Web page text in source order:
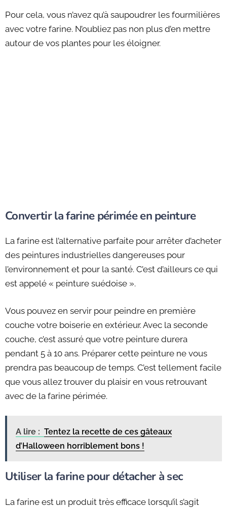
Pour cela, vous n’avez qu’à saupoudrer les fourmilières
avec votre farine. N’oubliez pas non plus d’en mettre
autour de vos plantes pour les éloigner.
Convertir la farine périmée en peinture
La farine est l’alternative parfaite pour arrêter d’acheter
des peintures industrielles dangereuses pour
l’environnement et pour la santé. C’est d’ailleurs ce qui
est appelé « peinture suédoise ».
Vous pouvez en servir pour peindre en première
couche votre boiserie en extérieur. Avec la seconde
couche, c’est assuré que votre peinture durera
pendant 5 à 10 ans. Préparer cette peinture ne vous
prendra pas beaucoup de temps. C’est tellement facile
que vous allez trouver du plaisir en vous retrouvant
avec de la farine périmée.
A lire : Tentez la recette de ces gâteaux
d’Halloween horriblement bons !
Utiliser la farine pour détacher à sec
La farine est un produit très efficace lorsqu’il s’agit